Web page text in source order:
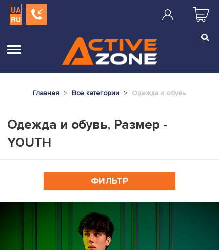
UA
RU
Главная Все категории Одежда и обувь
Одежда и обувь, Размер -
YOUTH
ФИЛЬТР